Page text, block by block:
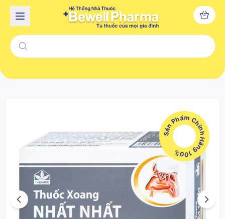
Sản Phẩm Chính Hãng 100%
Previous Next